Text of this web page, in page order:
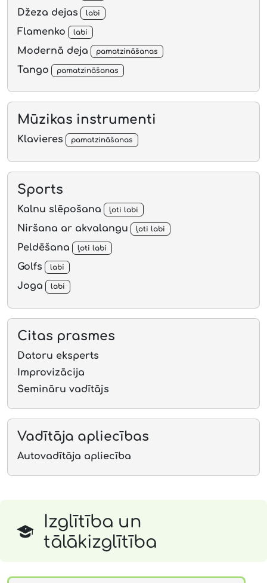
Džeza dejas labi
Flamenko labi
Modernā deja pamatzināšanas
Tango pamatzināšanas
Mūzikas instrumenti
Klavieres pamatzināšanas
Sports
Kalnu slēpošana ļoti labi
Niršana ar akvalangu ļoti labi
Peldēšana ļoti labi
Golfs labi
Joga labi
Citas prasmes
Datoru eksperts
Improvizācija
Semināru vadītājs
Vadītāja apliecības
Autovadītāja apliecība
Izglītība un
tālākizglītība